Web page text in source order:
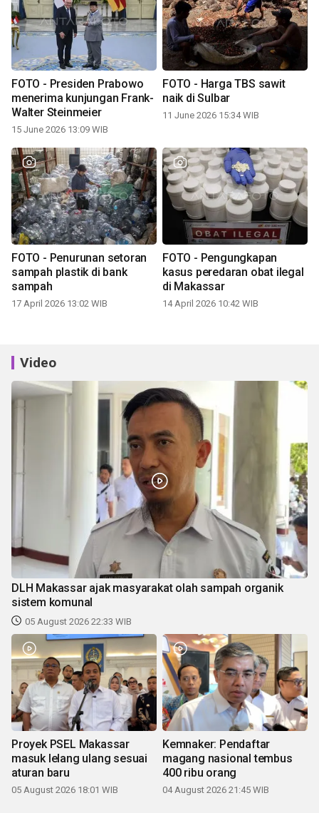
FOTO - Presiden Prabowo
menerima kunjungan Frank-
Walter Steinmeier
15 June 2026 13:09 WIB
FOTO - Harga TBS sawit
naik di Sulbar
11 June 2026 15:34 WIB
FOTO - Penurunan setoran
sampah plastik di bank
sampah
17 April 2026 13:02 WIB
FOTO - Pengungkapan
kasus peredaran obat ilegal
di Makassar
14 April 2026 10:42 WIB
Video
DLH Makassar ajak masyarakat olah sampah organik
sistem komunal
05 August 2026 22:33 WIB
Proyek PSEL Makassar
masuk lelang ulang sesuai
aturan baru
05 August 2026 18:01 WIB
Kemnaker: Pendaftar
magang nasional tembus
400 ribu orang
04 August 2026 21:45 WIB